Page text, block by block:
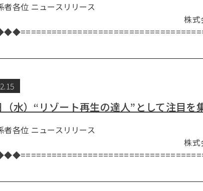
関係者各位 ニュースリリー
式会社アクシ
水）“リゾート再生の達人”として注目を
係者各位 ニュースリリー
式会社アクシ